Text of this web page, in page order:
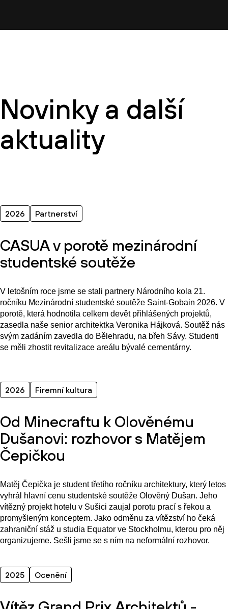
Novinky a další
aktuality
2026 Partnerství
CASUA v porotě mezinárodní
studentské soutěže
V letošním roce jsme se stali partnery Národního kola 21.
ročníku Mezinárodní studentské soutěže Saint-Gobain 2026. V
porotě, která hodnotila celkem devět přihlášených projektů,
zasedla naše senior architektka Veronika Hájková. Soutěž nás
svým zadáním zavedla do Bělehradu, na břeh Sávy. Studenti
se měli zhostit revitalizace areálu bývalé cementárny.
2026 Firemní kultura
Od Minecraftu k Olověnému
Dušanovi: rozhovor s Matějem
Čepičkou
Matěj Čepička je student třetího ročníku architektury, který letos
vyhrál hlavní cenu studentské soutěže Olověný Dušan. Jeho
vítězný projekt hotelu v Sušici zaujal porotu prací s řekou a
promyšleným konceptem. Jako odměnu za vítězství ho čeká
zahraniční stáž u studia Equator ve Stockholmu, kterou pro něj
organizujeme. Sešli jsme se s ním na neformální rozhovor.
2025 Ocenění